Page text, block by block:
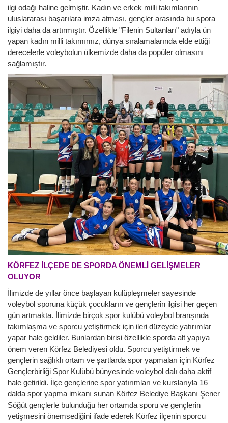
ilgi odağı haline gelmiştir. Kadın ve erkek milli takımlarının
uluslararası başarılara imza atması, gençler arasında bu spora
ilgiyi daha da artırmıştır. Özellikle "Filenin Sultanları" adıyla ün
yapan kadın milli takımımız, dünya sıralamalarında elde ettiği
derecelerle voleybolun ülkemizde daha da popüler olmasını
sağlamıştır.
KÖRFEZ İLÇEDE DE SPORDA ÖNEMLİ GELİŞMELER
OLUYOR
İlimizde de yıllar önce başlayan kulüpleşmeler sayesinde
voleybol sporuna küçük çocukların ve gençlerin ilgisi her geçen
gün artmakta. İlimizde birçok spor kulübü voleybol branşında
takımlaşma ve sporcu yetiştirmek için ileri düzeyde yatırımlar
yapar hale geldiler. Bunlardan birisi özellikle sporda alt yapıya
önem veren Körfez Belediyesi oldu. Sporcu yetiştirmek ve
gençlerin sağlıklı ortam ve şartlarda spor yapmaları için Körfez
Gençlerbirliği Spor Kulübü bünyesinde voleybol dalı daha aktif
hale getirildi. İlçe gençlerine spor yatırımları ve kurslarıyla 16
dalda spor yapma imkanı sunan Körfez Belediye Başkanı Şener
Söğüt gençlerle bulunduğu her ortamda sporu ve gençlerin
yetişmesini önemsediğini ifade ederek Körfez ilçenin sporcu